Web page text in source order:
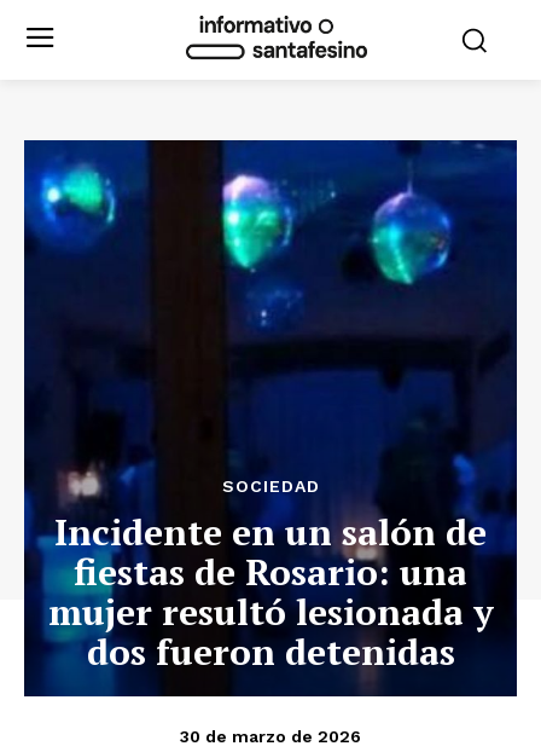
SOCIEDAD
Incidente en un salón de
fiestas de Rosario: una
mujer resultó lesionada y
dos fueron detenidas
30 de marzo de 2026